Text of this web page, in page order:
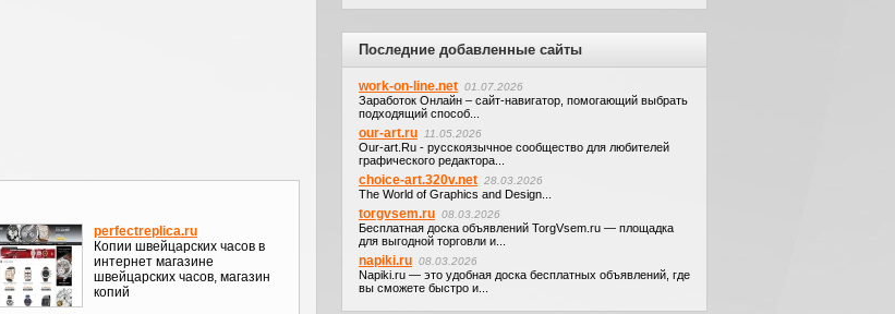
perfectreplica.ru
Копии швейцарских часов в
интернет магазине
швейцарских часов, магазин
копий
Последние добавленные сайты
work-on-line.net 01.07.2026
Заработок Онлайн – сайт-навигатор, помогающий выбрать
подходящий способ...
our-art.ru 11.05.2026
Our-art.Ru - русскоязычное сообщество для любителей
графического редактора...
choice-art.320v.net 28.03.2026
The World of Graphics and Design...
torgvsem.ru 08.03.2026
Бесплатная доска объявлений TorgVsem.ru — площадка
для выгодной торговли и...
napiki.ru 08.03.2026
Napiki.ru — это удобная доска бесплатных объявлений, где
вы сможете быстро и...